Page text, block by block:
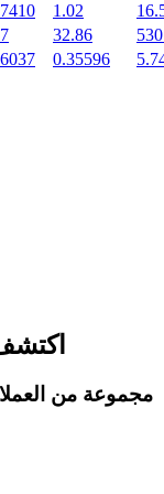
1.02
32.86
0.35596
مجموعة من